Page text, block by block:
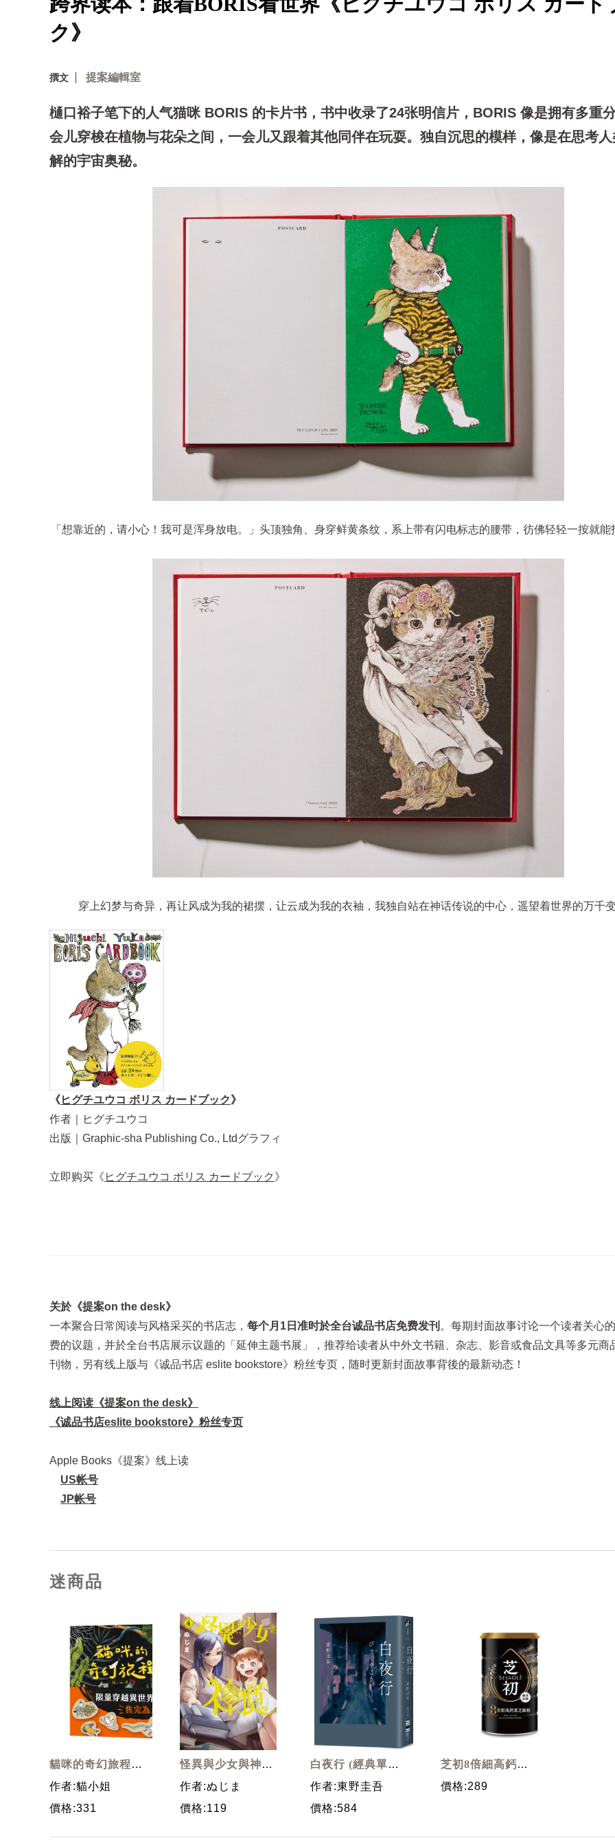
ク》
撰文 提案編輯室
樋口裕子笔下的人气猫咪 BORIS 的卡片书，书中收录了24张明信片，BORIS 像是拥有多重
会儿穿梭在植物与花朵之间，一会儿又跟着其他同伴在玩耍。独自沉思的模样，像是在思考
解的宇宙奥秘。
「想靠近的，请小心！我可是浑身放电。」头顶独角、身穿鲜黄条纹，系上带有闪电标志的腰带，彷佛轻轻一按就能
穿上幻梦与奇异，再让风成为我的裙摆，让云成为我的衣袖，我独自站在神话传说的中心，遥望着世界的万千
《ヒグチユウコ ボリス カードブック》
作者｜ヒグチユウコ
出版｜Graphic-sha Publishing Co., Ltdグラフィ
立即购买《 ヒグチユウコ ボリス カードブック 》
关於《提案on the desk》
一本聚合日常阅读与风格采买的书店志， 每个月1日准时於全台诚品书店免费发刊 。每期封面故事讨论一个读者关心
费的议题，并於全台书店展示议题的「延伸主题书展」，推荐给读者从中外文书籍、杂志、影音或食品文具等多元商
刊物，另有线上版与《诚品书店 eslite bookstore》粉丝专页，随时更新封面故事背後的最新动态！
线上阅读《提案on the desk》
《诚品书店eslite bookstore》粉丝专页
Apple Books《提案》线上读
US帐号
JP帐号
迷商品
貓咪的奇幻旅程
(限量附穿越異世
界貓咪貼紙)
作者:貓小姐
價格:331
怪異與少女與神隱
4
作者:ぬじま
價格:119
白夜行 (經典單冊
回歸版)
作者:東野圭吾
價格:584
芝初8倍細高鈣黑
芝麻粉/ 380g
價格:289